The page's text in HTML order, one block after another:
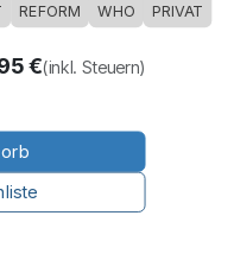
REFORM WHO PRIVAT
€(inkl. Steuern)